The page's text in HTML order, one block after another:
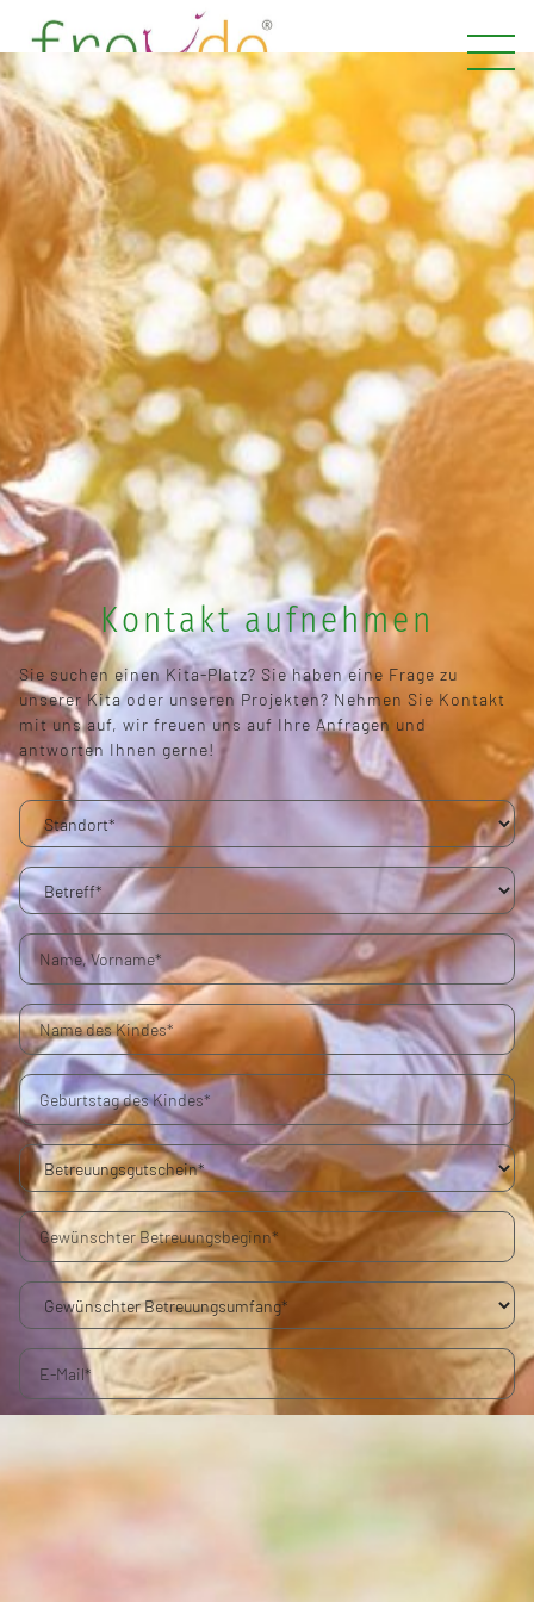
FREUDE Kindergärten gGmbH
Kontakt aufnehmen
Sie suchen einen Kita-Platz? Sie haben eine Frage zu
unserer Kita oder unseren Projekten? Nehmen Sie Kontakt
mit uns auf, wir freuen uns auf Ihre Anfragen und
antworten Ihnen gerne!